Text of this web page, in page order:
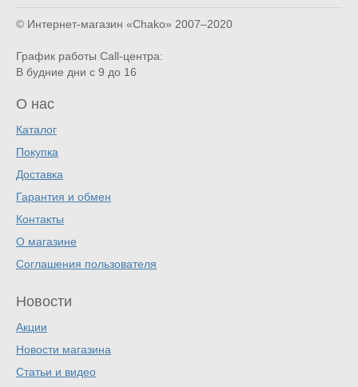
© Интернет-магазин «Chako» 2007–2020
График работы Call-центра:
В будние дни с 9 до 16
О нас
Каталог
Покупка
Доставка
Гарантия и обмен
Контакты
О магазине
Соглашения пользователя
Новости
Акции
Новости магазина
Статьи и видео